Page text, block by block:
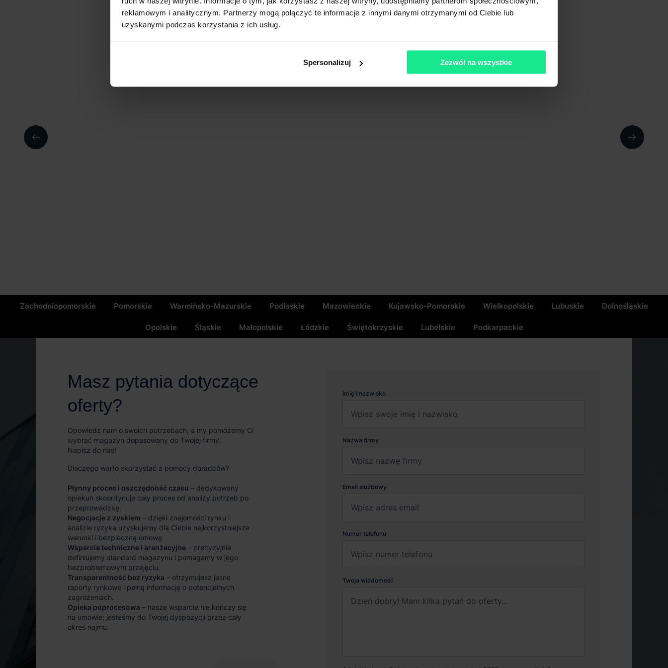
reklamowym i analitycznym. Partnerzy mogą połączyć te informacje z innymi danymi otrzymanymi od Ciebie lub
uzyskanymi podczas korzystania z ich usług.
Spersonalizuj Zezwól na wszystkie
Zachodniopomorskie Pomorskie Warmińsko-Mazurskie Podlaskie Mazowieckie Kujawsko-Pomorskie Wielkopolskie Lubuskie Dolnośląskie
Opolskie Śląskie Małopolskie Łódzkie Świętokrzyskie Lubelskie Podkarpackie
Masz pytania dotyczące
oferty?
Opowiedz nam o swoich potrzebach, a my pomożemy Ci
wybrać magazyn dopasowany do Twojej firmy.
Napisz do nas!
Dlaczego warto skorzystać z pomocy doradców?
Płynny proces i oszczędność czasu – dedykowany
opiekun skoordynuje cały proces od analizy potrzeb po
przeprowadzkę.
Negocjacje z zyskiem – dzięki znajomości rynku i
analizie ryzyka uzyskujemy dla Ciebie najkorzystniejsze
warunki i bezpieczną umowę.
Wsparcie techniczne i aranżacyjne – precyzyjnie
definiujemy standard magazynu i pomagamy w jego
bezproblemowym przejęciu.
Transparentność bez ryzyka – otrzymujesz jasne
raporty rynkowe i pełną informację o potencjalnych
zagrożeniach.
Opieka poprocesowa – nasze wsparcie nie kończy się
na umowie; jesteśmy do Twojej dyspozycji przez cały
okres najmu.
Imię i nazwisko
Nazwa firmy
Email służbowy
Numer telefonu
Twoja wiadomość